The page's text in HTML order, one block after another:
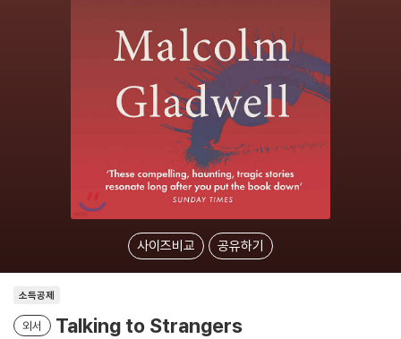
사이즈비교 공유하기
소득공제
외서 Talking to Strangers